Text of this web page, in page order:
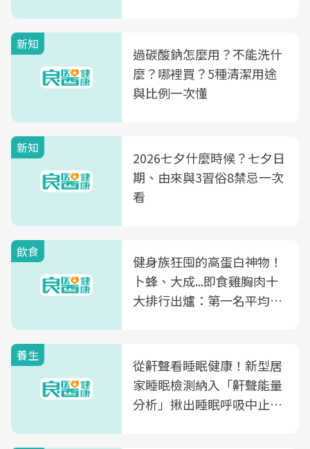
新知
過碳酸鈉怎麼用？不能洗什
麼？哪裡買？5種清潔用途
與比例一次懂
新知
2026七夕什麼時候？七夕日
期、由來與3習俗8禁忌一次
看
飲食
健身族狂囤的高蛋白神物！
卜蜂、大成...即食雞胸肉十
大排行出爐：第一名平均一
養生
從鼾聲看睡眠健康！新型居
家睡眠檢測納入「鼾聲能量
分析」揪出睡眠呼吸中止症